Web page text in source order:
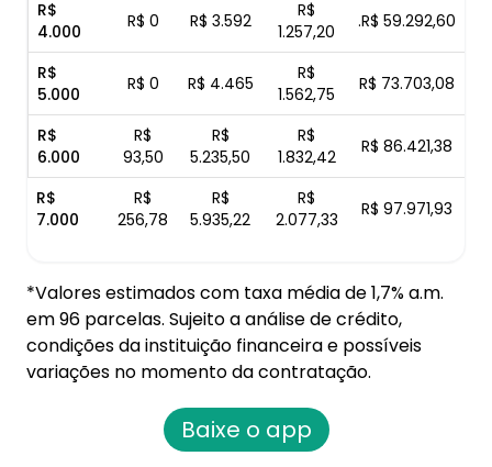
R$
4.000
R$ 0 R$ 3.592
R$
1.257,20
.R$ 59.292,60
R$
5.000
R$ 0 R$ 4.465
R$
1.562,75
R$ 73.703,08
R$
6.000
R$
93,50
R$
5.235,50
R$
1.832,42
R$ 86.421,38
R$
7.000
R$
256,78
R$
5.935,22
R$
2.077,33
R$ 97.971,93
*Valores estimados com taxa média de 1,7% a.m.
em 96 parcelas. Sujeito a análise de crédito,
condições da instituição financeira e possíveis
variações no momento da contratação.
Baixe o app